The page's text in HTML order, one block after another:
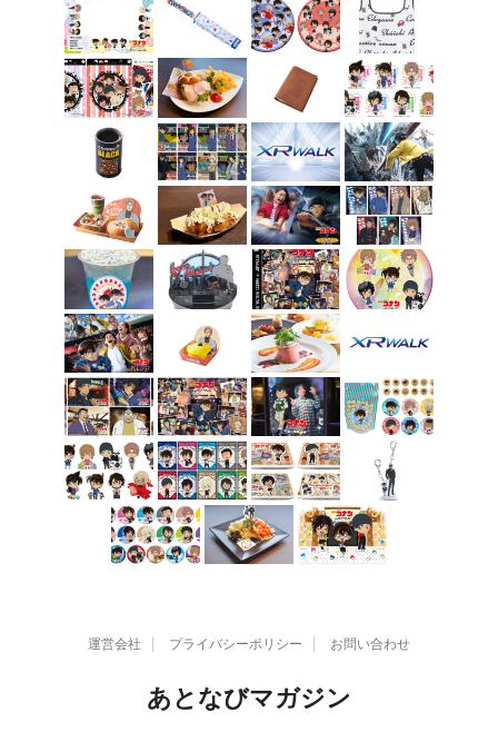
運営会社 プライバシーポリシー お問い合わせ
あとなびマガジン